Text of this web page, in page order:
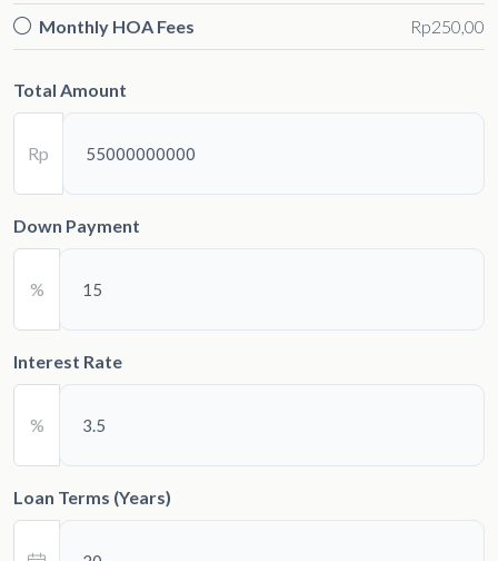
Monthly HOA Fees Rp250,00
Total Amount
Rp
Down Payment
%
Interest Rate
%
Loan Terms (Years)